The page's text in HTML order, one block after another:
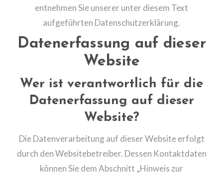
entnehmen Sie unserer unter diesem Text
aufgeführten Datenschutzerklärung.
Datenerfassung auf dieser
Website
Wer ist verantwortlich für die
Datenerfassung auf dieser
Website?
Die Datenverarbeitung auf dieser Website erfolgt
durch den Websitebetreiber. Dessen Kontaktdaten
können Sie dem Abschnitt „Hinweis zur